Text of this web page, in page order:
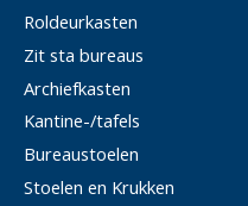
Roldeurkasten
Zit sta bureaus
Archiefkasten
Kantine-/tafels
Bureaustoelen
Stoelen en Krukken